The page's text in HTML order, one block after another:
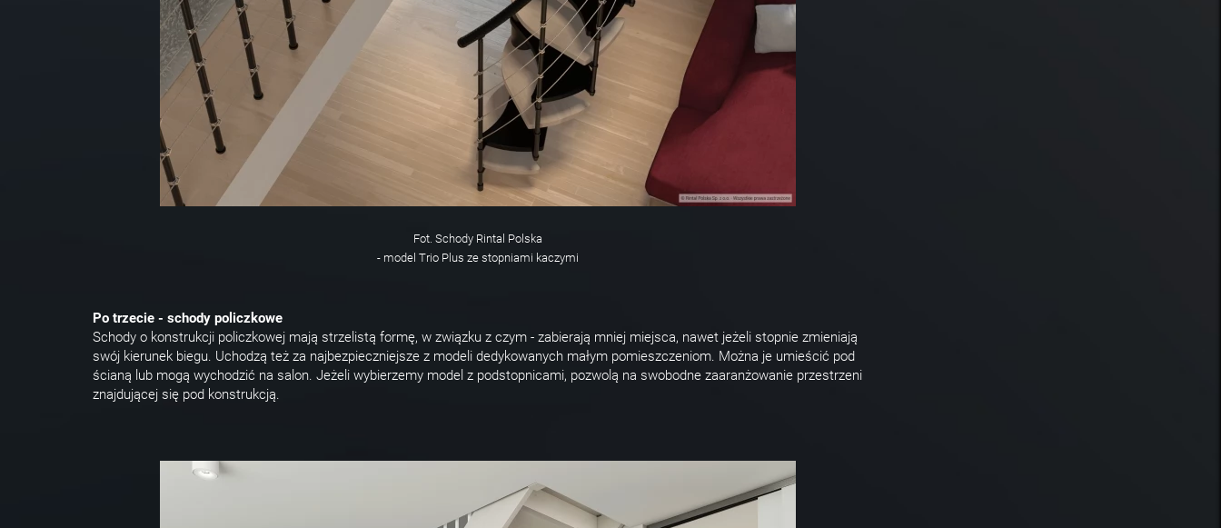
Fot. Schody Rintal Polska
- model Trio Plus ze stopniami kaczymi
Po trzecie - schody policzkowe
Schody o konstrukcji policzkowej mają strzelistą formę, w związku z czym - zabierają mniej miejsca, nawet jeżeli stopnie zmieniają
swój kierunek biegu. Uchodzą też za najbezpieczniejsze z modeli dedykowanych małym pomieszczeniom. Można je umieścić pod
ścianą lub mogą wychodzić na salon. Jeżeli wybierzemy model z podstopnicami, pozwolą na swobodne zaaranżowanie przestrzeni
znajdującej się pod konstrukcją.